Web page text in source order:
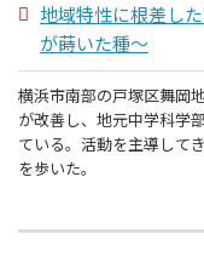
地域特性に根差し
が蒔いた種～
横浜市南部の戸塚区舞岡
が改善し、地元中学科学
ている。活動を主導して
を歩いた。